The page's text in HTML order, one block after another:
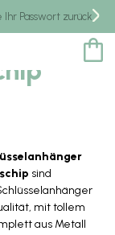
Passwort zurück,um
sind
mit tollem
aus Metall